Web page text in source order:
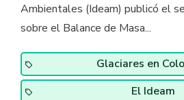
Ambientales (Ideam) publicó el
sobre el Balance de Masa...
Glaciares en
El Ideam